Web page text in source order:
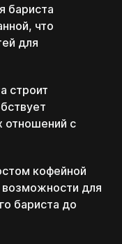
бариста
что
для
строит
отношений с
кофейной
для
бариста до